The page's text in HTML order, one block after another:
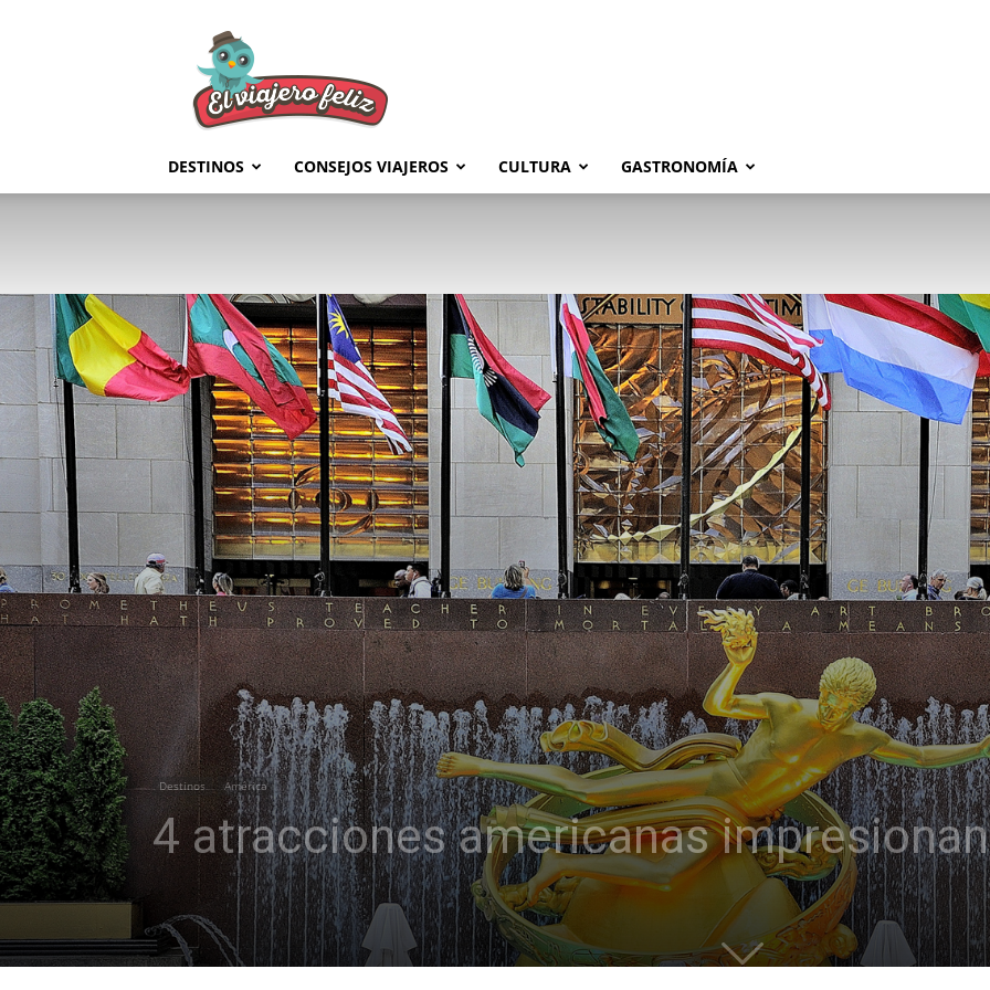
Feliz
DESTINOS CONSEJOS VIAJEROS CULTURA GASTRONOMÍA
Destinos América
4 atracciones americanas